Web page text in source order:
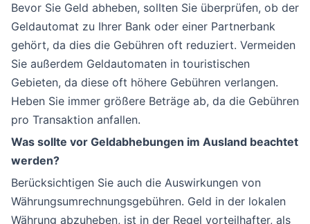
Bevor Sie Geld abheben, sollten Sie überprüfen, ob der
Geldautomat zu Ihrer Bank oder einer Partnerbank
gehört, da dies die Gebühren oft reduziert. Vermeiden
Sie außerdem Geldautomaten in touristischen
Gebieten, da diese oft höhere Gebühren verlangen.
Heben Sie immer größere Beträge ab, da die Gebühren
pro Transaktion anfallen.
Was sollte vor Geldabhebungen im Ausland beachtet
werden?
Berücksichtigen Sie auch die Auswirkungen von
Währungsumrechnungsgebühren. Geld in der lokalen
Währung abzuheben, ist in der Regel vorteilhafter, als